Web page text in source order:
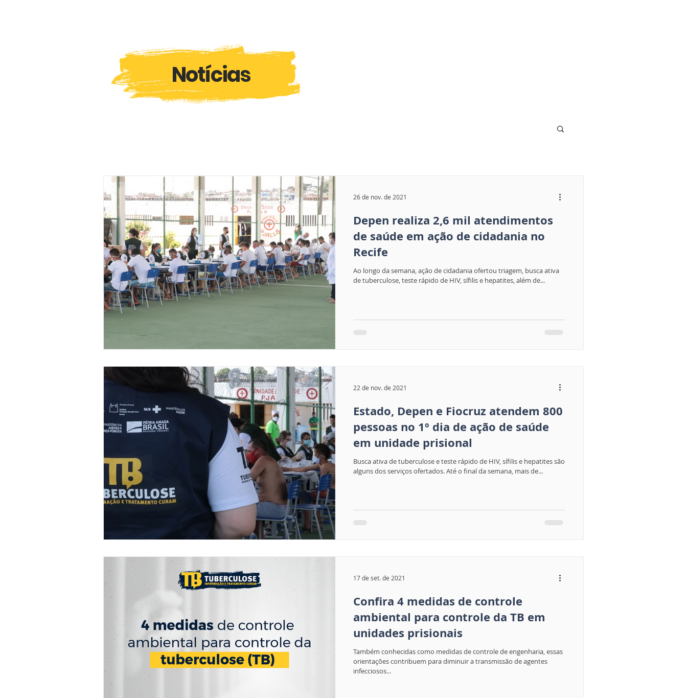
Notícias
Depen realiza 2,6 mil atendimentos
de saúde em ação de cidadania no
Recife
Ao longo da semana, ação de cidadania ofertou triagem, busca ativa
de tuberculose, teste rápido de HIV, sífilis e hepatites, além de...
26 de nov. de 2021
Estado, Depen e Fiocruz atendem 800
pessoas no 1º dia de ação de saúde
em unidade prisional
Busca ativa de tuberculose e teste rápido de HIV, sífilis e hepatites são
alguns dos serviços ofertados. Até o final da semana, mais de...
22 de nov. de 2021
Confira 4 medidas de controle
ambiental para controle da TB em
unidades prisionais
Também conhecidas como medidas de controle de engenharia, essas
orientações contribuem para diminuir a transmissão de agentes
infecciosos...
17 de set. de 2021